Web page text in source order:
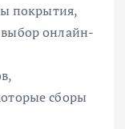
покрытия,
онлайн-
сборы